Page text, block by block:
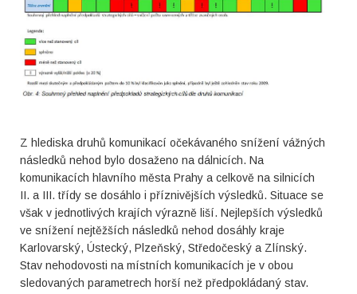
Z hlediska druhů komunikací očekávaného snížení vážných
následků nehod bylo dosaženo na dálnicích. Na
komunikacích hlavního města Prahy a celkově na silnicích
II. a III. třídy se dosáhlo i příznivějších výsledků. Situace se
však v jednotlivých krajích výrazně liší. Nejlepších výsledků
ve snížení nejtěžších následků nehod dosáhly kraje
Karlovarský, Ústecký, Plzeňský, Středočeský a Zlínský.
Stav nehodovosti na místních komunikacích je v obou
sledovaných parametrech horší než předpokládaný stav.